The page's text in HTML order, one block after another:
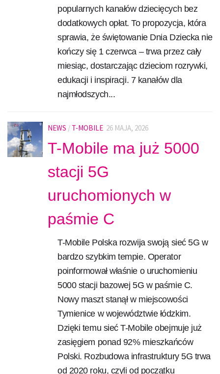
popularnych kanałów dziecięcych bez
dodatkowych opłat. To propozycja, która
sprawia, że świętowanie Dnia Dziecka nie
kończy się 1 czerwca – trwa przez cały
miesiąc, dostarczając dzieciom rozrywki,
edukacji i inspiracji. 7 kanałów dla
najmłodszych...
NEWS / T-MOBILE 26 MAJA, 2026
T-Mobile ma już 5000
stacji 5G
uruchomionych w
paśmie C
T-Mobile Polska rozwija swoją sieć 5G w
bardzo szybkim tempie. Operator
poinformował właśnie o uruchomieniu
5000 stacji bazowej 5G w paśmie C.
Nowy maszt stanął w miejscowości
Tymienice w województwie łódzkim.
Dzięki temu sieć T-Mobile obejmuje już
zasięgiem ponad 92% mieszkańców
Polski. Rozbudowa infrastruktury 5G trwa
od 2020 roku, czyli od początku